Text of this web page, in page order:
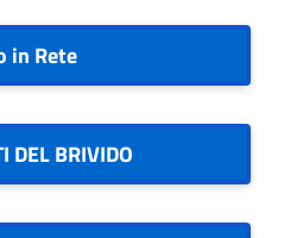
in Rete
DEL BRIVIDO